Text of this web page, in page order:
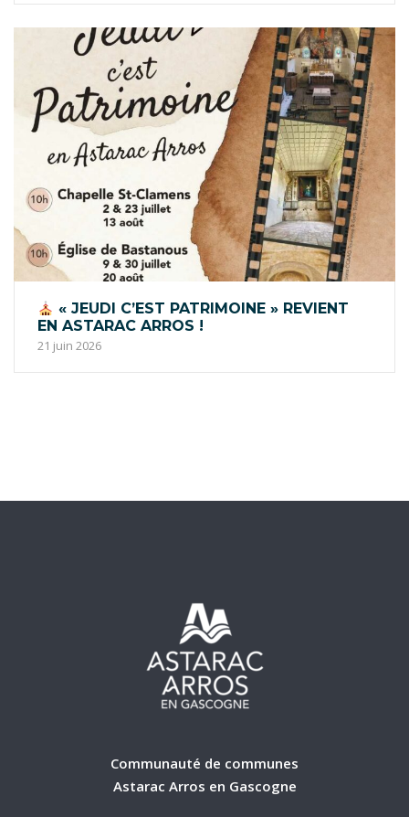
« JEUDI C’EST PATRIMOINE » REVIENT
EN ASTARAC ARROS !
21 juin 2026
Communauté de communes
Astarac Arros en Gascogne